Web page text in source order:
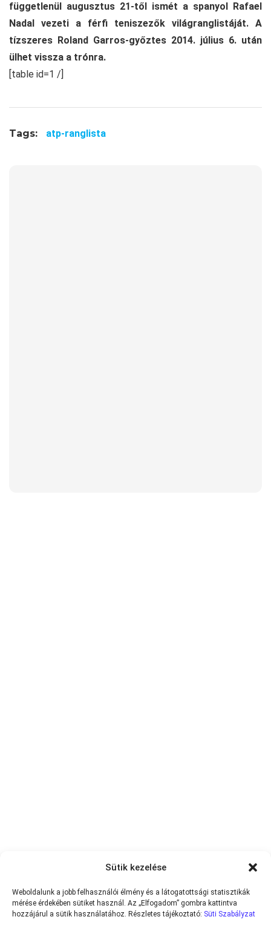
Sütik kezelése
Weboldalunk a jobb felhasználói élmény és a látogatottsági statisztikák
mérése érdekében sütiket használ. Az „Elfogadom” gombra kattintva
hozzájárul a sütik használatához. Részletes tájékoztató: Süti Szabályzat
függetlenül augusztus 21-től ismét a spanyol Rafael
Nadal vezeti a férfi teniszezők világranglistáját. A
tízszeres Roland Garros-győztes 2014. július 6. után
ülhet vissza a trónra.
[table id=1 /]
Tags: atp-ranglista